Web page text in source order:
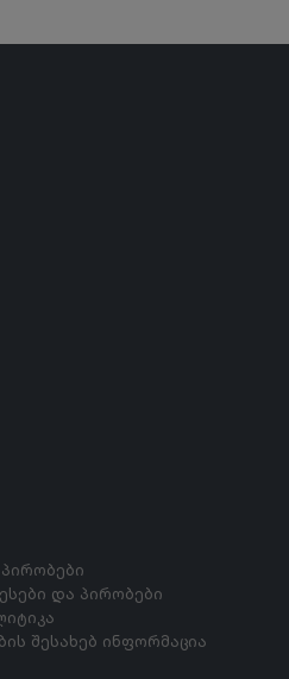
და პირობები
შესახებ ინფორმაცია